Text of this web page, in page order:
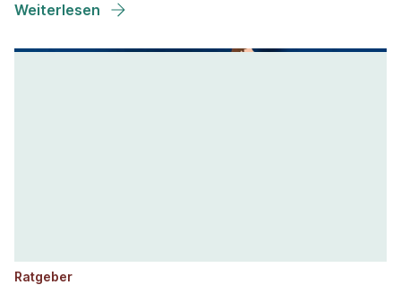
Weiterlesen
Ratgeber